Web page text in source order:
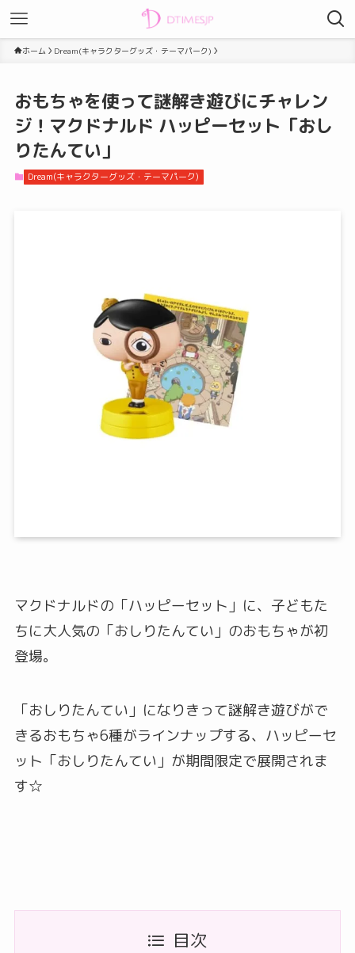
ホーム Dream(キャラクターグッズ・テーマパーク)
おもちゃを使って謎解き遊びにチャレン
ジ！マクドナルド ハッピーセット「おし
りたんてい」
Dream(キャラクターグッズ・テーマパーク)
マクドナルドの「ハッピーセット」に、子どもた
ちに大人気の「おしりたんてい」のおもちゃが初
登場。
「おしりたんてい」になりきって謎解き遊びがで
きるおもちゃ6種がラインナップする、ハッピーセ
ット「おしりたんてい」が期間限定で展開されま
す☆
目次